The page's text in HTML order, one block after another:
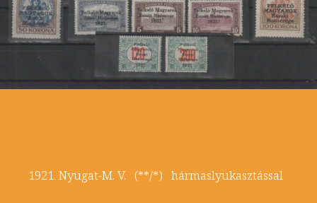
1921. Nyugat-M. V. (**/*) hármaslyukasztással